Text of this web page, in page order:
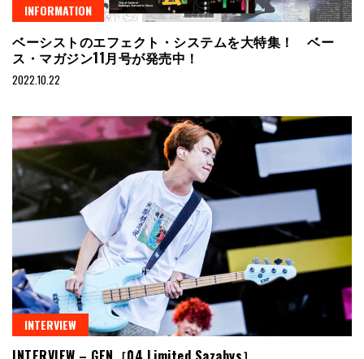
INFORMATION
ベーシストのエフェクト・システムを大特集！ ベー
ス・マガジン11月号が発売中！
2022.10.22
INTERVIEW